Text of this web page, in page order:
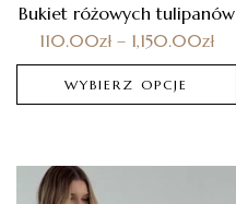
Bukiet różowych tulipanów
110.00zł– 1,150.00zł
WYBIERZ OPCJE